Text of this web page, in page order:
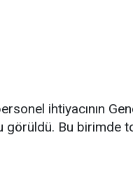
ihtiyacının
görüldü. Bu birimde